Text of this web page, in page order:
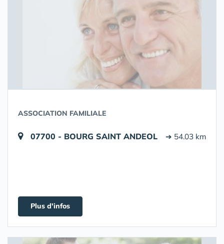
ASSOCIATION FAMILIALE
07700 - BOURG SAINT ANDEOL ➔ 54.03 km
Plus d'infos